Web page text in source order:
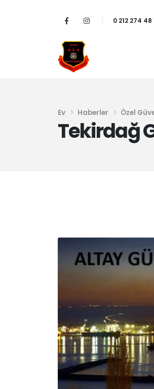
0 212 274 48
Ev Haberler Özel
Tekirdağ